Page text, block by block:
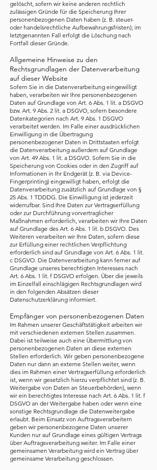
gelöscht, sofern wir keine anderen rechtlich
zulässigen Gründe für die Speicherung Ihrer
personenbezogenen Daten haben (z. B. steuer-
oder handelsrechtliche Aufbewahrungsfristen); im
letztgenannten Fall erfolgt die Löschung nach
Fortfall dieser Gründe.
Allgemeine Hinweise zu den
Rechtsgrundlagen der Datenverarbeitung
auf dieser Website
Sofern Sie in die Datenverarbeitung eingewilligt
haben, verarbeiten wir Ihre personenbezogenen
Daten auf Grundlage von Art. 6 Abs. 1 lit. a DSGVO
bzw. Art. 9 Abs. 2 lit. a DSGVO, sofern besondere
Datenkategorien nach Art. 9 Abs. 1 DSGVO
verarbeitet werden. Im Falle einer ausdrücklichen
Einwilligung in die Übertragung
personenbezogener Daten in Drittstaaten erfolgt
die Datenverarbeitung außerdem auf Grundlage
von Art. 49 Abs. 1 lit. a DSGVO. Sofern Sie in die
Speicherung von Cookies oder in den Zugriff auf
Informationen in Ihr Endgerät (z. B. via Device-
Fingerprinting) eingewilligt haben, erfolgt die
Datenverarbeitung zusätzlich auf Grundlage von §
25 Abs. 1 TDDDG. Die Einwilligung ist jederzeit
widerrufbar. Sind Ihre Daten zur Vertragserfüllung
oder zur Durchführung vorvertraglicher
Maßnahmen erforderlich, verarbeiten wir Ihre Daten
auf Grundlage des Art. 6 Abs. 1 lit. b DSGVO. Des
Weiteren verarbeiten wir Ihre Daten, sofern diese
zur Erfüllung einer rechtlichen Verpflichtung
erforderlich sind auf Grundlage von Art. 6 Abs. 1 lit.
c DSGVO. Die Datenverarbeitung kann ferner auf
Grundlage unseres berechtigten Interesses nach
Art. 6 Abs. 1 lit. f DSGVO erfolgen. Über die jeweils
im Einzelfall einschlägigen Rechtsgrundlagen wird
in den folgenden Absätzen dieser
Datenschutzerklärung informiert.
Empfänger von personenbezogenen Daten
Im Rahmen unserer Geschäftstätigkeit arbeiten wir
mit verschiedenen externen Stellen zusammen.
Dabei ist teilweise auch eine Übermittlung von
personenbezogenen Daten an diese externen
Stellen erforderlich. Wir geben personenbezogene
Daten nur dann an externe Stellen weiter, wenn
dies im Rahmen einer Vertragserfüllung erforderlich
ist, wenn wir gesetzlich hierzu verpflichtet sind (z. B.
Weitergabe von Daten an Steuerbehörden), wenn
wir ein berechtigtes Interesse nach Art. 6 Abs. 1 lit. f
DSGVO an der Weitergabe haben oder wenn eine
sonstige Rechtsgrundlage die Datenweitergabe
erlaubt. Beim Einsatz von Auftragsverarbeitern
geben wir personenbezogene Daten unserer
Kunden nur auf Grundlage eines gültigen Vertrags
über Auftragsverarbeitung weiter. Im Falle einer
gemeinsamen Verarbeitung wird ein Vertrag über
gemeinsame Verarbeitung geschlossen.